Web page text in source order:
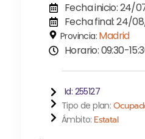
Fecha inicio: 24/
Fecha final: 24/
Provincia: Madrid
Horario: 09:30-
Id: 255127
Tipo de plan:
Ámbito: Estatal